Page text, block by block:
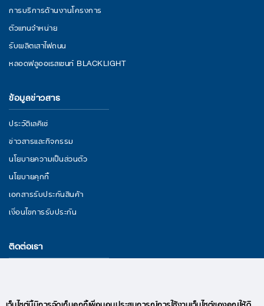
การบริการด้านงานโครงการ
ตัวแทนจำหน่าย
รับผลิตเสาไฟถนน
หลอดฟลูออเรสเซนท์ BLACKLIGHT
ข้อมูลข่าวสาร
ประวัติเลคิเซ่
ข่าวสารและกิจกรรม
นโยบายความเป็นส่วนตัว
นโยบายคุกกี้
เอกสารรับประกันสินค้า
เงื่อนไขการรับประกัน
ติดต่อเรา